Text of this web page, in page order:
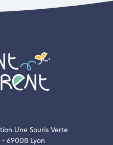
Une Souris Verte
- 69008 Lyon